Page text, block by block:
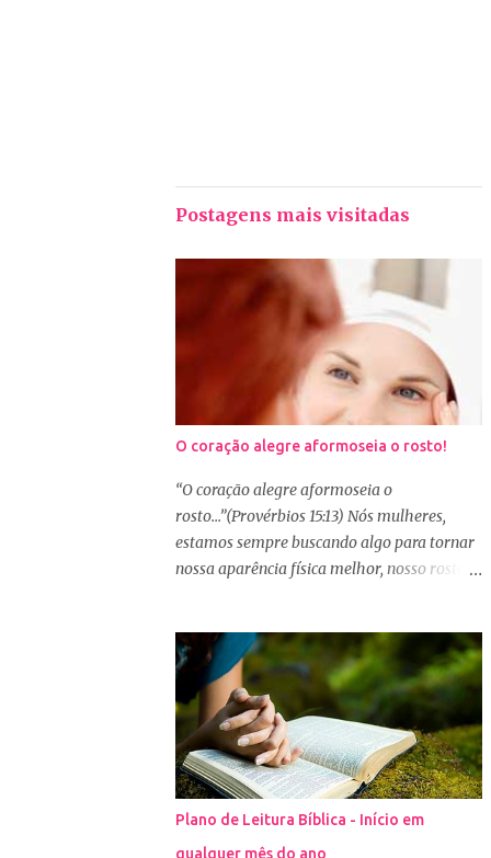
Postagens mais visitadas
O coração alegre aformoseia o rosto!
“O coração alegre aformoseia o
rosto...”(Provérbios 15:13) Nós mulheres,
estamos sempre buscando algo para tornar
nossa aparência física melhor, nosso rosto
cosméticos e produtos de beleza. No Youtube
por exemplo, os canais com mais seguidores
são das blogueiras que dão dicas de beleza,
ensinam a se maquiar e testam produtos.
Não é errado gostar de se cuidar e buscar
conhecimento de como ficar mais bonita e
atraente. Eu também gosto de maquiagem e
dicas de beleza, no entanto, precisamos
Plano de Leitura Bíblica - Início em
qualquer mês do ano